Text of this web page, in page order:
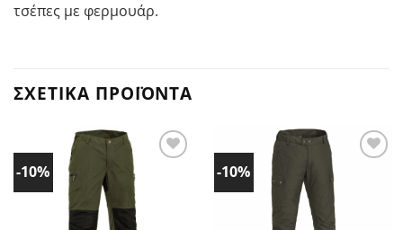
τσέπες με φερμουάρ.
ΣΧΕΤΙΚΆ ΠΡΟΪΌΝΤΑ
-10%
Προσθήκη
Αγαπημένα!
-10%
Προσθήκη
Αγαπημένα!